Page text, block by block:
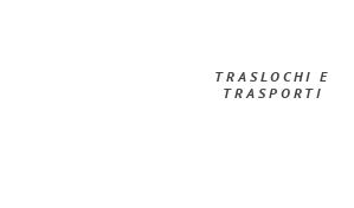
TRASLOCHI E
TRASPORTI​